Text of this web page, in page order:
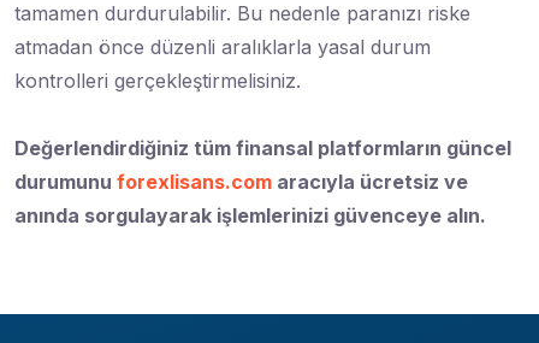
tamamen durdurulabilir. Bu nedenle paranızı riske
atmadan önce düzenli aralıklarla yasal durum
kontrolleri gerçekleştirmelisiniz.
Değerlendirdiğiniz tüm finansal platformların güncel
durumunu forexlisans.com aracıyla ücretsiz ve
anında sorgulayarak işlemlerinizi güvenceye alın.